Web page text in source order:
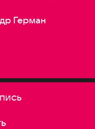
Герман